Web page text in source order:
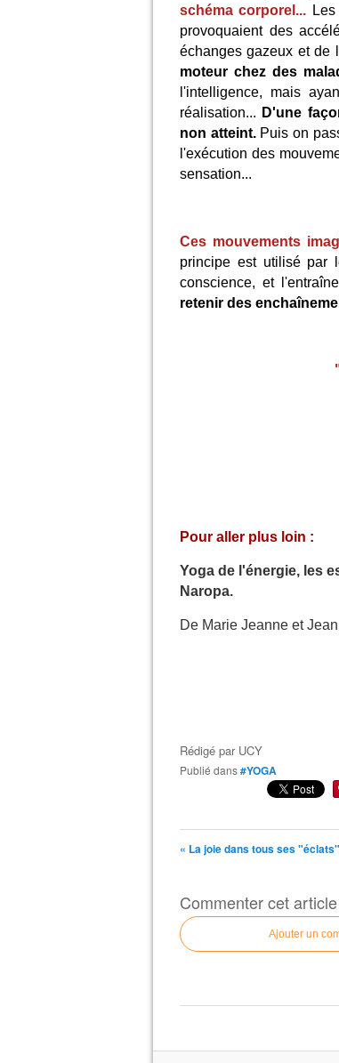
schéma corporel...
provoquaient des
échanges gazeux et de
moteur chez des
l'intelligence, mais
réalisation... D'une
non atteint.Puis on
l'exécution des
sensation...
Ces mouvements
principe est utilisé par
conscience, et
retenir des
Pour aller plus loin :
Yoga de l'énergie, les
Naropa.
De Marie Jeanne et
Rédigé par UCY
Publié dans#YOGA
« La joie dans tous ses
Commenter cet article
Ajouter un